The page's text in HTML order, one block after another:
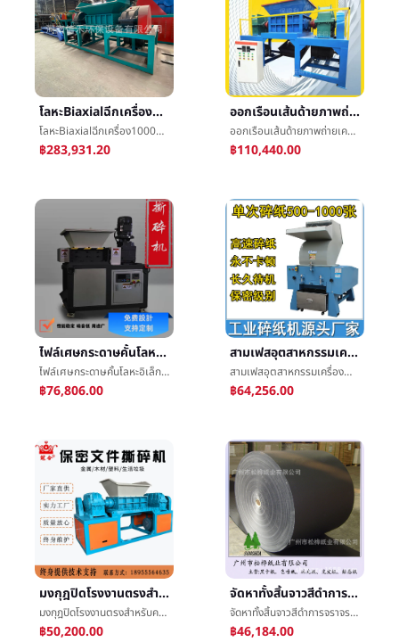
โลหะBiaxialฉีกเครื่อง1000ชนิดç´แตกเครื่องกลองเศษกระดาษยางป่าไม้เสริมพลาสติกโรงงานกระดาษแตกกระดาษ
โลหะBiaxialฉีกเครื่อง1000ชนิดç´แตกเครื่องกลองเศษกระดาษยางป่าไม้เสริมพลาสติกโรงงานกระดาษแตกกระดาษ
฿283,931.20
ออกเรือนเส้นด้ายภาพถ่ายเครื่องบดเก่าภาพถ่ายกรอบรูปภาพฉีกทำลายเครื่องความลับไฟล์หนังสือç´ç¢เครื่อง
ออกเรือนเส้นด้ายภาพถ่ายเครื่องบดเก่าภาพถ่ายกรอบรูปภาพฉีกทำลายเครื่องความลับไฟล์หนังสือç´ç¢เครื่อง
฿110,440.00
ไฟล์เศษกระดาษคั้นโลหะอิเล็กทรอนิกส์ขยะคอมพิวเตอร์ฮาร์ดดิสก์สมุดบันทึกคอมพิวเตอร์Biaxialขนาดเล็กฉีกเครื่อง
ไฟล์เศษกระดาษคั้นโลหะอิเล็กทรอนิกส์ขยะคอมพิวเตอร์ฮาร์ดดิสก์สมุดบันทึกคอมพิวเตอร์Biaxialขนาดเล็กฉีกเครื่อง
฿76,806.00
สามเฟสอุตสาหกรรมเครื่องทำลายเอกสารกำลังไฟสูงไฟล์เครื่องทำลายเอกสารธนาคารรัฐบาลแผนกหน่วยกระดาษทำลายแตกกระดาษ
สามเฟสอุตสาหกรรมเครื่องทำลายเอกสารกำลังไฟสูงไฟล์เครื่องทำลายเอกสารธนาคารรัฐบาลแผนกหน่วยกระดาษทำลายแตกกระดาษ
฿64,256.00
มงกุฎปิดโรงงานตรงสำหรับความลับไฟล์ฉีกเครื่องกระดาษป่าไม้ฉีกเครื่องฮาร์ดดิสก์ซีดีç´ç¢เครื่อง
มงกุฎปิดโรงงานตรงสำหรับความลับไฟล์ฉีกเครื่องกระดาษป่าไม้ฉีกเครื่องฮาร์ดดิสก์ซีดีç´ç¢เครื่อง
฿50,200.00
จัดหาทั้งสิ้นจาวสีดำการจราจรติดขัดเคว้งดั้งเดิมกระดาษเยื่อกระดาษโรงงานโดยตรง250g-450gคุณภาพบริสุทธิ์จาวการจราจรติดขัด
จัดหาทั้งสิ้นจาวสีดำการจราจรติดขัดเคว้งดั้งเดิมกระดาษเยื่อกระดาษโรงงานโดยตรง250g-450gคุณภาพบริสุทธิ์จาวการจราจรติดขัด
฿46,184.00